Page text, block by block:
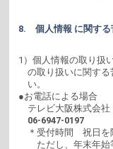
8. 個人情報 に関する
1）個人情報の取り扱
の取り扱いに関する
い。
●お電話による場合
テレビ大阪株式会
06-6947-0197
＊受付時間 祝日
ただし、年末年始